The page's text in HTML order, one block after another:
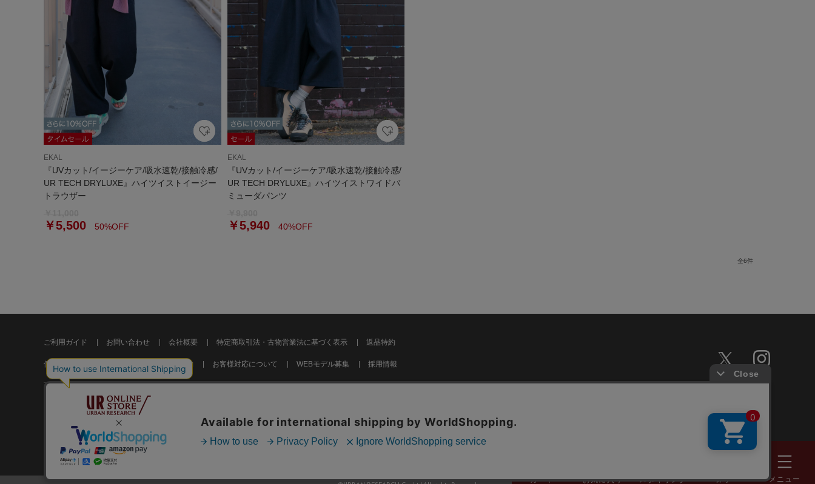
カート お気に入り スタイリング 探す メニュー
EKAL
『UVカット/イージーケア/吸水速乾/接触冷感/
UR TECH DRYLUXE』ハイツイストイージー
トラウザー
￥5,500 50%OFF
EKAL
『UVカット/イージーケア/吸水速乾/接触冷感/
UR TECH DRYLUXE』ハイツイストワイドバ
ミューダパンツ
￥5,94040%OFF
全6件
ご利用ガイド お問い合わせ 会社概要 特定商取引法・古物営業法に基づく表示 返品特約
個人情報の取り扱いについて ご利用規約 お客様対応について WEBモデル募集 採用情報